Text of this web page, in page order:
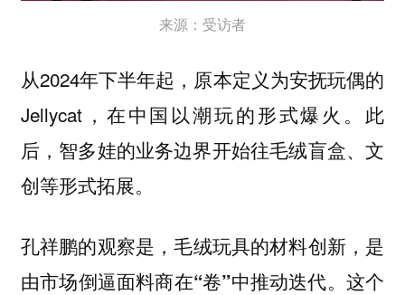
来源：受访者
从2024年下半年起，原本定义为安抚玩偶的
Jellycat，在中国以潮玩的形式爆火。此
后，智多娃的业务边界开始往毛绒盲盒、文
创等形式拓展。
孔祥鹏的观察是，毛绒玩具的材料创新，是
由市场倒逼面料商在“卷”中推动迭代。 这个